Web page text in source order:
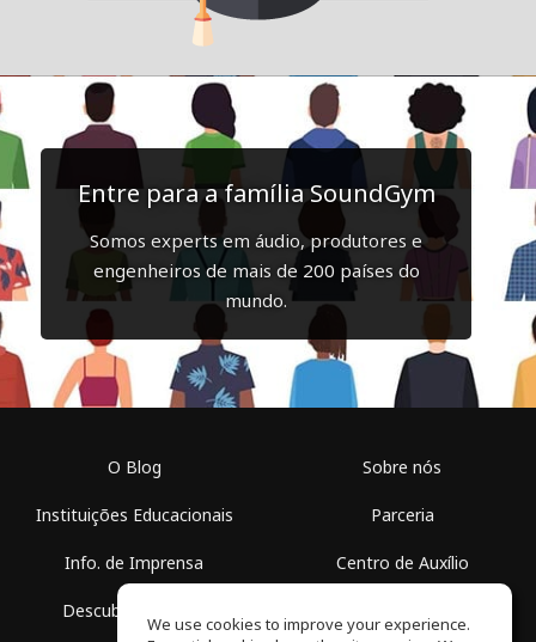
Entre para a família SoundGym
Somos experts em áudio, produtores e
engenheiros de mais de 200 países do
mundo.
O Blog
Instituições Educacionais
Info. de Imprensa
Descubra Espaços
Sobre nós
Parceria
Centro de Auxílio
We use cookies to improve your experience.